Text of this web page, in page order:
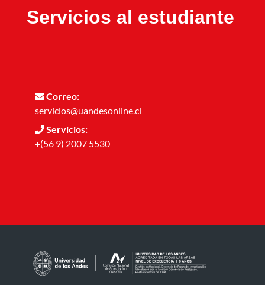
Servicios al estudiante
Correo:
servicios@uandesonline.cl
Servicios:
+(56 9) 2007 5530